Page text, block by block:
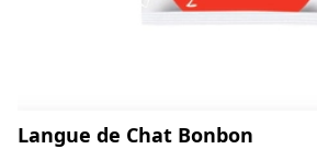
Langue de Chat Bonbon